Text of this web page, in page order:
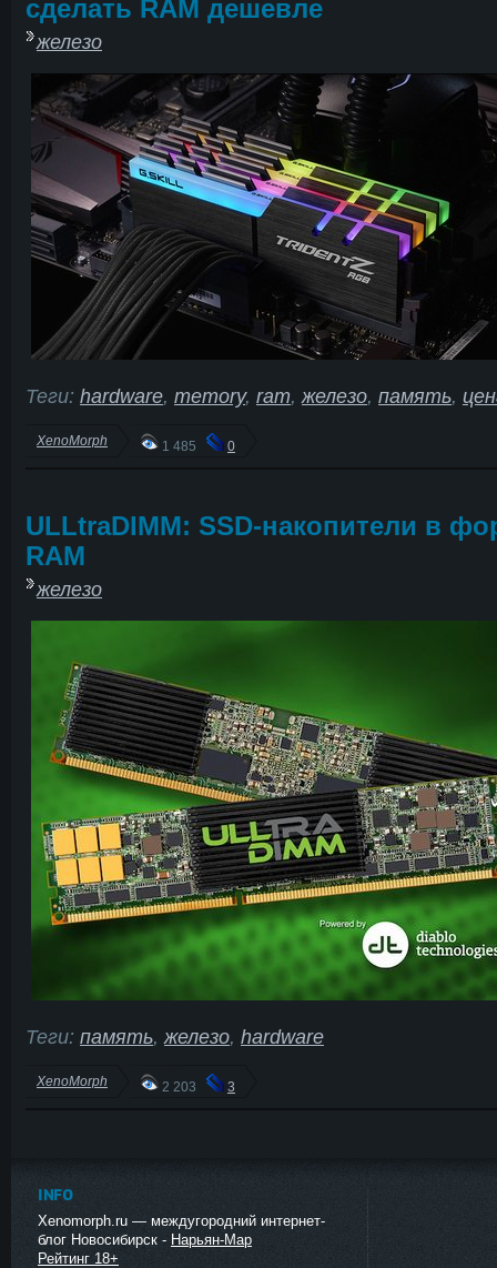
сделать RAM дешевле
железо
Теги: hardware, memory, ram, железо, память,
XenoMorph 1 485 0
ULLtraDIMM: SSD-накопители в
RAM
железо
Теги: память, железо, hardware
XenoMorph 2 203 3
INFO
Xenomorph.ru — междугородний интернет-
блог Новосибирск - Нарьян-Мар
Рейтинг 18+